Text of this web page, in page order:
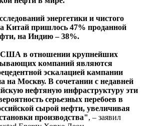
энергетики и чистого
Китай пришлось 47% проданной
на Индию – 38%.
США в отношении крупнейших
компаний являются
эскалацией кампании
на Москву. В сочетании с недавней
нефтяную инфраструктуру эти
серьезных перебоев в
сырой нефти, увеличивая
производства", – заявил